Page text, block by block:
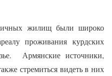
жилищ были широко
проживания курдских
Армянские источники,
стремиться видеть в них